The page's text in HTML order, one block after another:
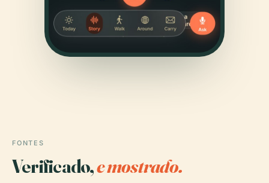
FONTES
Verificado,e mostrado.